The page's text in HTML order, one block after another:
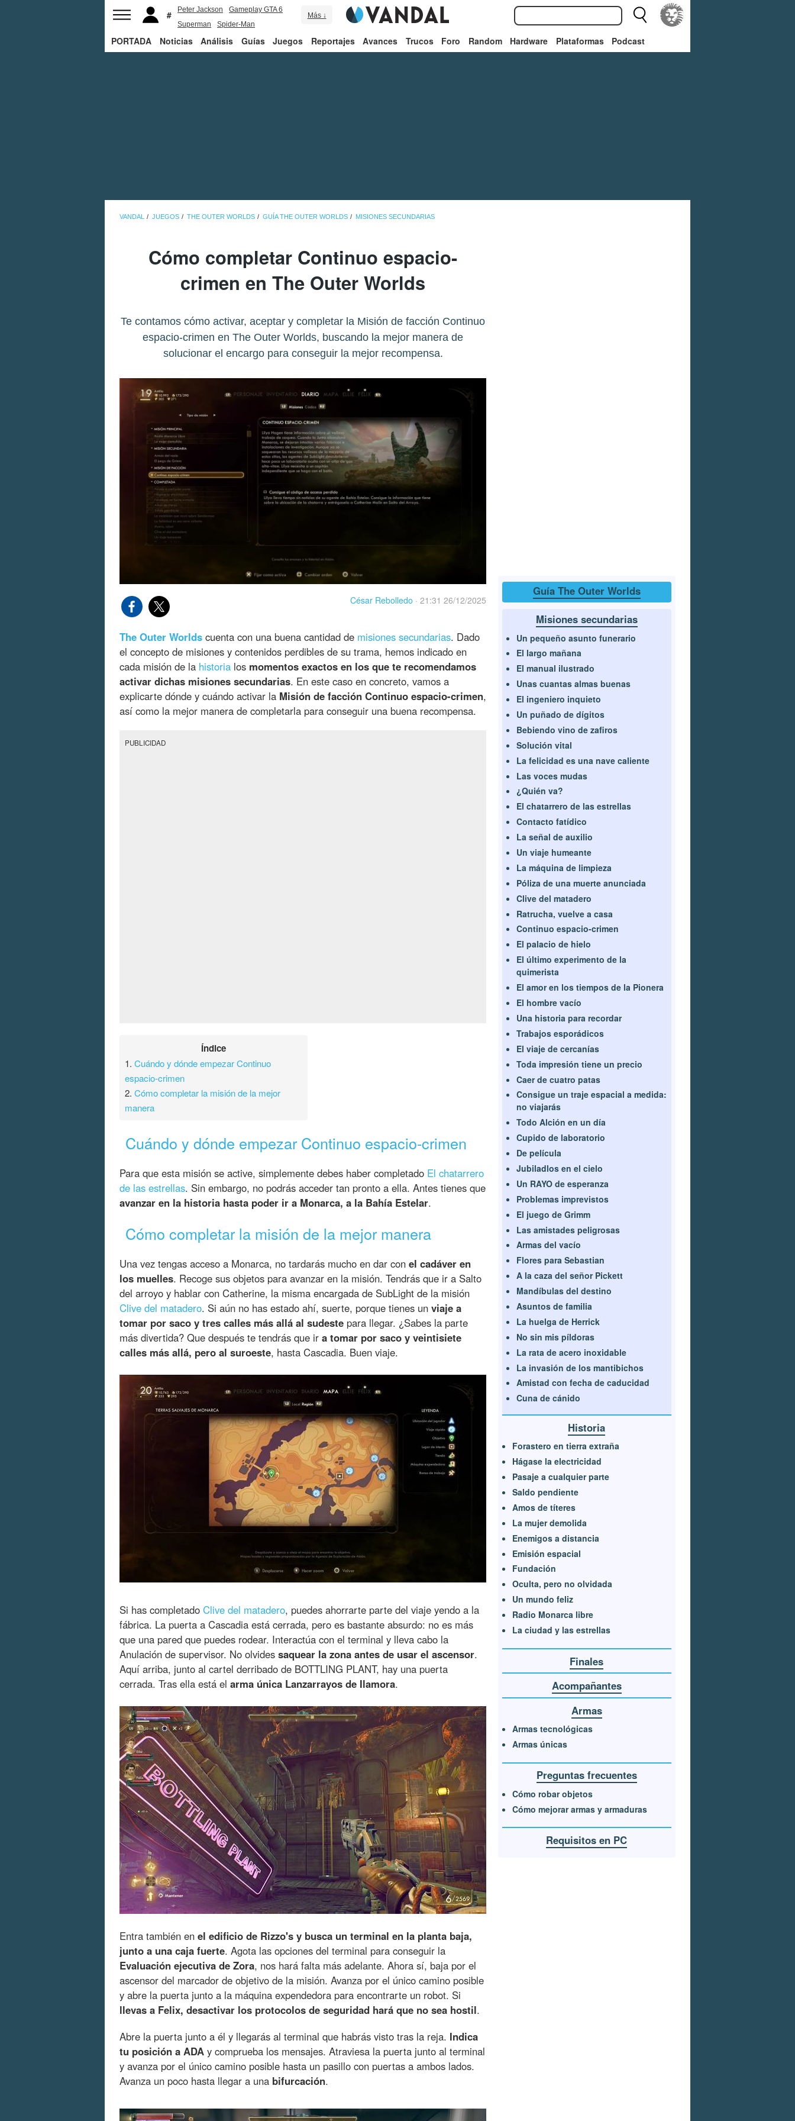
Peter Jackson
Gameplay GTA 6
Superman
Spider-Man
Más ↓
PORTADA Noticias Análisis Guías Juegos Reportajes Avances Trucos Foro Random Hardware Plataformas Podcast
VANDAL JUEGOS THE OUTER WORLDS GUÍA THE OUTER WORLDS MISIONES SECUNDARIAS
Cómo completar Continuo espacio-
crimen en The Outer Worlds
Te contamos cómo activar, aceptar y completar la Misión de facción Continuo
espacio-crimen en The Outer Worlds, buscando la mejor manera de
solucionar el encargo para conseguir la mejor recompensa.
César Rebolledo · 21:31 26/12/2025
The Outer Worlds cuenta con una buena cantidad de misiones secundarias. Dado
el concepto de misiones y contenidos perdibles de su trama, hemos indicado en
cada misión de la historia los momentos exactos en los que te recomendamos
activar dichas misiones secundarias. En este caso en concreto, vamos a
explicarte dónde y cuándo activar la Misión de facción Continuo espacio-crimen,
así como la mejor manera de completarla para conseguir una buena recompensa.
PUBLICIDAD
Índice
1.Cuándo y dónde empezar Continuo
espacio-crimen
2.Cómo completar la misión de la mejor
manera
Cuándo y dónde empezar Continuo espacio-crimen
Para que esta misión se active, simplemente debes haber completado El chatarrero
de las estrellas. Sin embargo, no podrás acceder tan pronto a ella. Antes tienes que
avanzar en la historia hasta poder ir a Monarca, a la Bahía Estelar.
Cómo completar la misión de la mejor manera
Una vez tengas acceso a Monarca, no tardarás mucho en dar con el cadáver en
los muelles. Recoge sus objetos para avanzar en la misión. Tendrás que ir a Salto
del arroyo y hablar con Catherine, la misma encargada de SubLight de la misión
Clive del matadero. Si aún no has estado ahí, suerte, porque tienes un viaje a
tomar por saco y tres calles más allá al sudeste para llegar. ¿Sabes la parte
más divertida? Que después te tendrás que ir a tomar por saco y veintisiete
calles más allá, pero al suroeste, hasta Cascadia. Buen viaje.
Si has completado Clive del matadero, puedes ahorrarte parte del viaje yendo a la
fábrica. La puerta a Cascadia está cerrada, pero es bastante absurdo: no es más
que una pared que puedes rodear. Interactúa con el terminal y lleva cabo la
Anulación de supervisor. No olvides saquear la zona antes de usar el ascensor.
Aquí arriba, junto al cartel derribado de BOTTLING PLANT, hay una puerta
cerrada. Tras ella está el arma única Lanzarrayos de Ilamora.
Entra también en el edificio de Rizzo's y busca un terminal en la planta baja,
junto a una caja fuerte. Agota las opciones del terminal para conseguir la
Evaluación ejecutiva de Zora, nos hará falta más adelante. Ahora sí, baja por el
ascensor del marcador de objetivo de la misión. Avanza por el único camino posible
y abre la puerta junto a la máquina expendedora para encontrarte un robot. Si
llevas a Felix, desactivar los protocolos de seguridad hará que no sea hostil.
Abre la puerta junto a él y llegarás al terminal que habrás visto tras la reja. Indica
tu posición a ADA y comprueba los mensajes. Atraviesa la puerta junto al terminal
y avanza por el único camino posible hasta un pasillo con puertas a ambos lados.
Avanza un poco hasta llegar a una bifurcación.
Guía The Outer Worlds
Misiones secundarias
Un pequeño asunto funerario
El largo mañana
El manual ilustrado
Unas cuantas almas buenas
El ingeniero inquieto
Un puñado de dígitos
Bebiendo vino de zafiros
Solución vital
La felicidad es una nave caliente
Las voces mudas
¿Quién va?
El chatarrero de las estrellas
Contacto fatídico
La señal de auxilio
Un viaje humeante
La máquina de limpieza
Póliza de una muerte anunciada
Clive del matadero
Ratrucha, vuelve a casa
Continuo espacio-crimen
El palacio de hielo
El último experimento de la
quimerista
El amor en los tiempos de la Pionera
El hombre vacío
Una historia para recordar
Trabajos esporádicos
El viaje de cercanías
Toda impresión tiene un precio
Caer de cuatro patas
Consigue un traje espacial a medida:
no viajarás
Todo Alción en un día
Cupido de laboratorio
De película
Jubiladlos en el cielo
Un RAYO de esperanza
Problemas imprevistos
El juego de Grimm
Las amistades peligrosas
Armas del vacío
Flores para Sebastian
A la caza del señor Pickett
Mandíbulas del destino
Asuntos de familia
La huelga de Herrick
No sin mis píldoras
La rata de acero inoxidable
La invasión de los mantibichos
Amistad con fecha de caducidad
Cuna de cánido
Historia
Forastero en tierra extraña
Hágase la electricidad
Pasaje a cualquier parte
Saldo pendiente
Amos de títeres
La mujer demolida
Enemigos a distancia
Emisión espacial
Fundación
Oculta, pero no olvidada
Un mundo feliz
Radio Monarca libre
La ciudad y las estrellas
Finales
Acompañantes
Armas
Armas tecnológicas
Armas únicas
Preguntas frecuentes
Cómo robar objetos
Cómo mejorar armas y armaduras
Requisitos en PC